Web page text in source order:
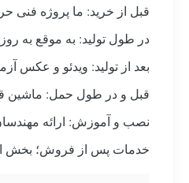
قبل از خرید: ما پروژه فنی
در طول تولید: به موقع به
بعد از تولید: ویدئو و عکس
قبل و در طول حمل: ماشین
نصب و آموزش: ارائه
خدمات پس از فروش؛ بخش